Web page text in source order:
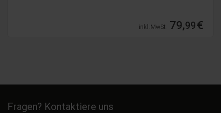
inkl. MwSt. 79,99€
Fragen? Kontaktiere uns